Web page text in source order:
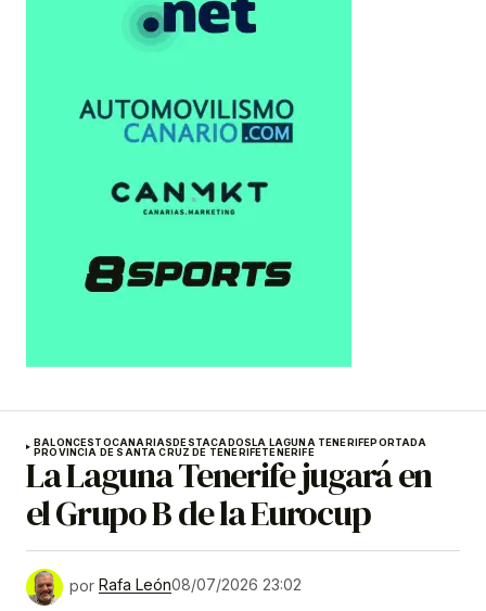
BALONCESTOCANARIASDESTACADOSLA LAGUNA TENERIFEPORTADA
PROVINCIA DE SANTA CRUZ DE TENERIFETENERIFE
La Laguna Tenerife jugará en
el Grupo B de la Eurocup
por Rafa León08/07/2026 23:02